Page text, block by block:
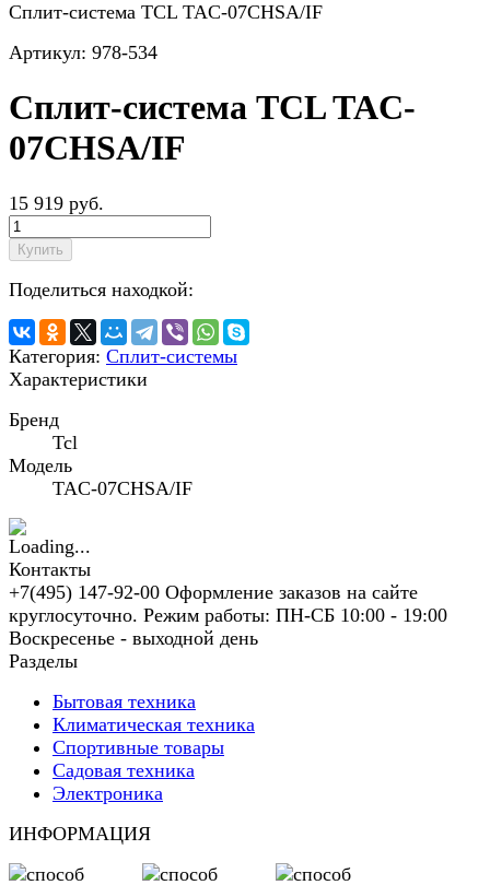
Сплит-система TCL TAC-07CHSA/IF
Артикул: 978-534
Сплит-система TCL TAC-
07CHSA/IF
15 919 руб.
Купить
Поделиться находкой:
Категория: Сплит-системы
Характеристики
Бренд
Tcl
Модель
TAC-07CHSA/IF
Контакты
+7(495) 147-92-00 Оформление заказов на сайте
круглосуточно. Режим работы: ПН-СБ 10:00 - 19:00
Воскресенье - выходной день
Разделы
Бытовая техника
Климатическая техника
Спортивные товары
Садовая техника
Электроника
ИНФОРМАЦИЯ